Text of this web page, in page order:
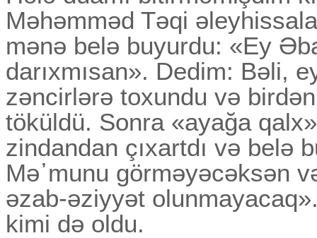
Məhəmməd Təqi
mənə belə buyurdu: «Ey
darıxmısan». Dedim: Bəli,
zəncirlərə toxundu və birdən
töküldü. Sonra «ayağa
zindandan çıxartdı və belə
Mə᾽munu görməyəcəksən
əzab-əziyyət
kimi də oldu.